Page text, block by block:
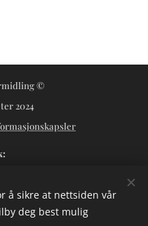
©
2024
SEK kr
å sikre at nettsiden vår
deg best mulig